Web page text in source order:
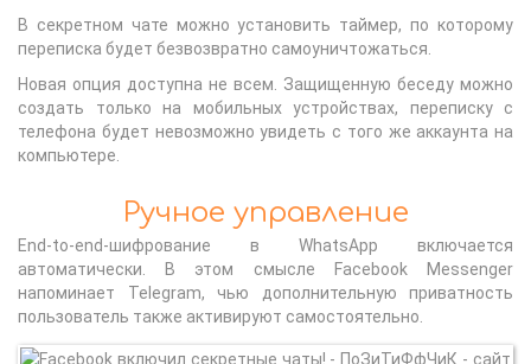
В секретном чате можно установить таймер, по которому
переписка будет безвозвратно самоуничтожаться.
Новая опция доступна не всем. Защищенную беседу можно
создать только на мобильных устройствах, переписку с
телефона будет невозможно увидеть с того же аккаунта на
компьютере.
Ручное управление
End-to-end-шифрование в WhatsApp включается
автоматически. В этом смысле Facebook Messenger
напоминает Telegram, чью дополнительную приватность
пользователь также активируют самостоятельно.